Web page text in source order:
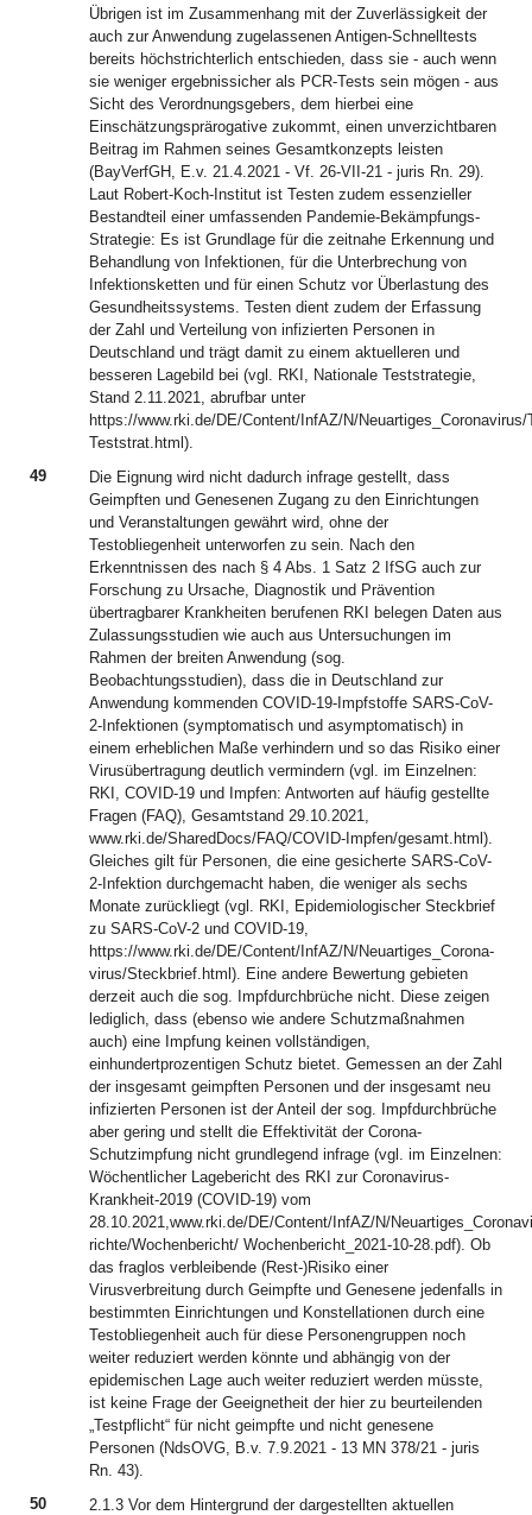
Übrigen ist im Zusammenhang mit der Zuverlässigkeit der
auch zur Anwendung zugelassenen Antigen-Schnelltests
bereits höchstrichterlich entschieden, dass sie - auch wenn
sie weniger ergebnissicher als PCR-Tests sein mögen - aus
Sicht des Verordnungsgebers, dem hierbei eine
Einschätzungsprärogative zukommt, einen unverzichtbaren
Beitrag im Rahmen seines Gesamtkonzepts leisten
(BayVerfGH, E.v. 21.4.2021 - Vf. 26-VII-21 - juris Rn. 29).
Laut Robert-Koch-Institut ist Testen zudem essenzieller
Bestandteil einer umfassenden Pandemie-Bekämpfungs-
Strategie: Es ist Grundlage für die zeitnahe Erkennung und
Behandlung von Infektionen, für die Unterbrechung von
Infektionsketten und für einen Schutz vor Überlastung des
Gesundheitssystems. Testen dient zudem der Erfassung
der Zahl und Verteilung von infizierten Personen in
Deutschland und trägt damit zu einem aktuelleren und
besseren Lagebild bei (vgl. RKI, Nationale Teststrategie,
Stand 2.11.2021, abrufbar unter
https://www.rki.de/DE/Content/InfAZ/N/
Teststrat.html).
49
Die Eignung wird nicht dadurch infrage gestellt, dass
Geimpften und Genesenen Zugang zu den Einrichtungen
und Veranstaltungen gewährt wird, ohne der
Testobliegenheit unterworfen zu sein. Nach den
Erkenntnissen des nach § 4 Abs. 1 Satz 2 IfSG auch zur
Forschung zu Ursache, Diagnostik und Prävention
übertragbarer Krankheiten berufenen RKI belegen Daten aus
Zulassungsstudien wie auch aus Untersuchungen im
Rahmen der breiten Anwendung (sog.
Beobachtungsstudien), dass die in Deutschland zur
Anwendung kommenden COVID-19-Impfstoffe SARS-CoV-
2-Infektionen (symptomatisch und asymptomatisch) in
einem erheblichen Maße verhindern und so das Risiko einer
Virusübertragung deutlich vermindern (vgl. im Einzelnen:
RKI, COVID-19 und Impfen: Antworten auf häufig gestellte
Fragen (FAQ), Gesamtstand 29.10.2021,
www.rki.de/SharedDocs/FAQ/COVID-Impfen/gesamt.html).
Gleiches gilt für Personen, die eine gesicherte SARS-CoV-
2-Infektion durchgemacht haben, die weniger als sechs
Monate zurückliegt (vgl. RKI, Epidemiologischer Steckbrief
zu SARS-CoV-2 und COVID-19,
https://www.rki.de/DE/Content/InfAZ/N/Neuartiges_Corona-
virus/Steckbrief.html). Eine andere Bewertung gebieten
derzeit auch die sog. Impfdurchbrüche nicht. Diese zeigen
lediglich, dass (ebenso wie andere Schutzmaßnahmen
auch) eine Impfung keinen vollständigen,
einhundertprozentigen Schutz bietet. Gemessen an der Zahl
der insgesamt geimpften Personen und der insgesamt neu
infizierten Personen ist der Anteil der sog. Impfdurchbrüche
aber gering und stellt die Effektivität der Corona-
Schutzimpfung nicht grundlegend infrage (vgl. im Einzelnen:
Wöchentlicher Lagebericht des RKI zur Coronavirus-
Krankheit-2019 (COVID-19) vom
28.10.2021,www.rki.de/DE/Content/InfAZ/N/
richte/Wochenbericht/ Wochenbericht_2021-10-28.pdf). Ob
das fraglos verbleibende (Rest-)Risiko einer
Virusverbreitung durch Geimpfte und Genesene jedenfalls in
bestimmten Einrichtungen und Konstellationen durch eine
Testobliegenheit auch für diese Personengruppen noch
weiter reduziert werden könnte und abhängig von der
epidemischen Lage auch weiter reduziert werden müsste,
ist keine Frage der Geeignetheit der hier zu beurteilenden
„Testpflicht“ für nicht geimpfte und nicht genesene
Personen (NdsOVG, B.v. 7.9.2021 - 13 MN 378/21 - juris
Rn. 43).
50
2.1.3 Vor dem Hintergrund der dargestellten aktuellen